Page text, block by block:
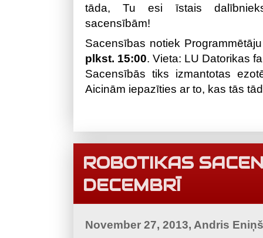
tāda, Tu esi īstais dalībnieks
sacensībām!
Sacensības notiek
plkst. 15:00. Vieta: LU Datorikas
Sacensībās tiks izmantotas
Aicinām iepazīties ar to, kas tās
ROBOTIKAS
DECEMBRĪ
November 27, 2013, Andris